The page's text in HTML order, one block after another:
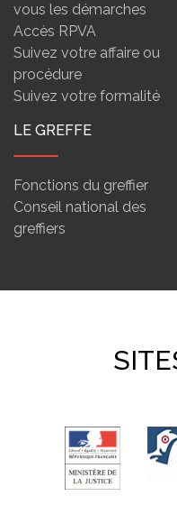
vous les démarches
Accès RPVA
Suivez votre affaire ou
procédure
Suivez votre formalité
LE GREFFE
Fonctions du greffier
Conseil national des
greffiers